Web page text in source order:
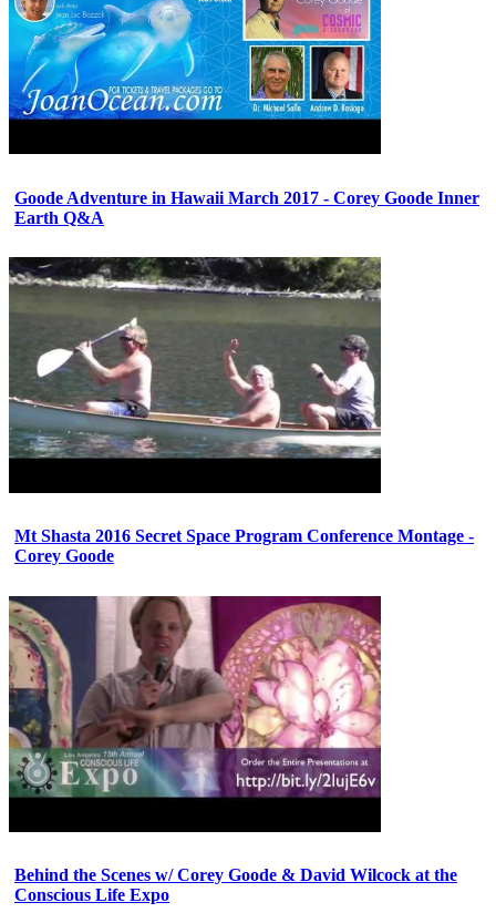
Goode Adventure in Hawaii March 2017 - Corey Goode Inner
Earth Q&A
Mt Shasta 2016 Secret Space Program Conference Montage -
Corey Goode
Behind the Scenes w/ Corey Goode & David Wilcock at the
Conscious Life Expo